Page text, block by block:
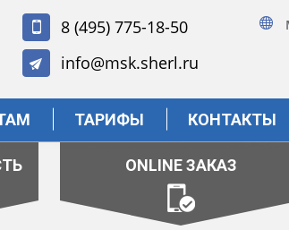
8 (495) 775-18-50
info@msk.sherl.ru
ТАРИФЫ КОНТАКТЫ
ONLINE ЗАКАЗ